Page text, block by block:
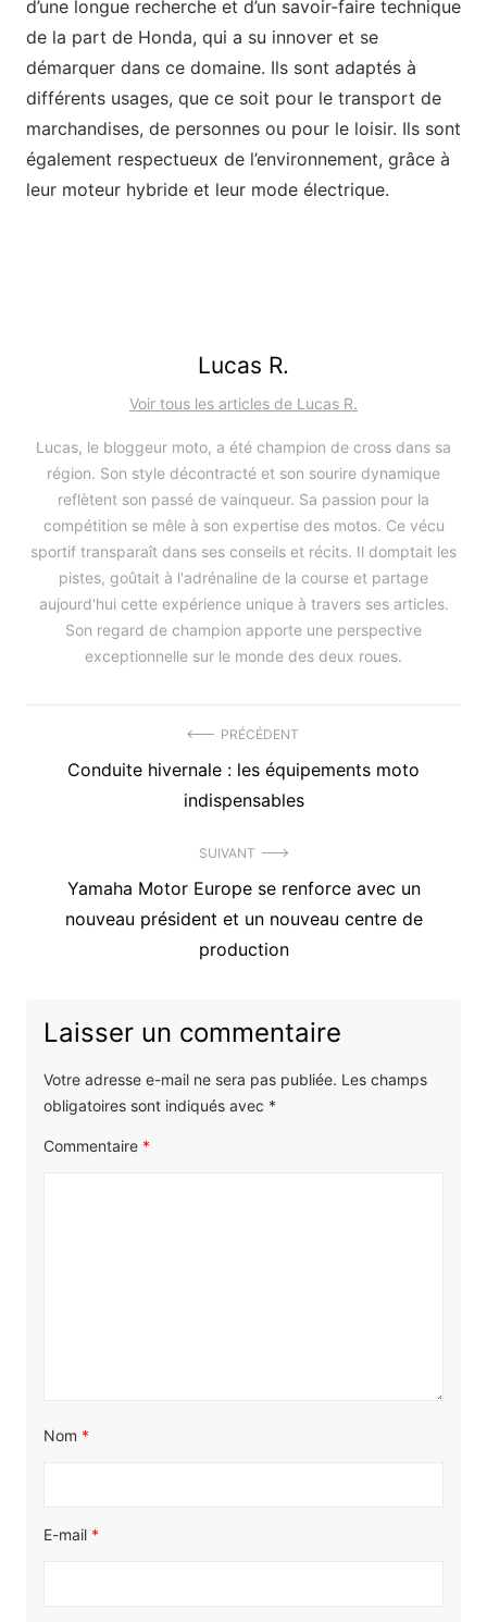
d’une longue recherche et d’un savoir-faire technique
de la part de Honda, qui a su innover et se
démarquer dans ce domaine. Ils sont adaptés à
différents usages, que ce soit pour le transport de
marchandises, de personnes ou pour le loisir. Ils sont
également respectueux de l’environnement, grâce à
leur moteur hybride et leur mode électrique.
Lucas R.
Voir tous les articles de Lucas R.
Lucas, le bloggeur moto, a été champion de cross dans sa
région. Son style décontracté et son sourire dynamique
reflètent son passé de vainqueur. Sa passion pour la
compétition se mêle à son expertise des motos. Ce vécu
sportif transparaît dans ses conseils et récits. Il domptait les
pistes, goûtait à l'adrénaline de la course et partage
aujourd'hui cette expérience unique à travers ses articles.
Son regard de champion apporte une perspective
exceptionnelle sur le monde des deux roues.
PRÉCÉDENT
Précédent
Conduite hivernale : les équipements moto
indispensables
SUIVANT
Article
suivant
Yamaha Motor Europe se renforce avec un
nouveau président et un nouveau centre de
production
Laisser un commentaire
Votre adresse e-mail ne sera pas publiée. Les champs
obligatoires sont indiqués avec *
Commentaire *
Nom *
E-mail *